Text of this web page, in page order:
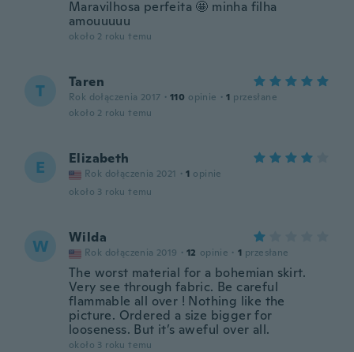
Maravilhosa perfeita 🤩 minha filha
amouuuuu
około 2 roku temu
T Taren
Rok dołączenia 2017 · 110 opinie · 1 przesłane
około 2 roku temu
E Elizabeth
Rok dołączenia 2021 · 1 opinie
około 3 roku temu
W Wilda
Rok dołączenia 2019 · 12 opinie · 1 przesłane
The worst material for a bohemian skirt.
Very see through fabric. Be careful
flammable all over ! Nothing like the
picture. Ordered a size bigger for
looseness. But it’s aweful over all.
około 3 roku temu